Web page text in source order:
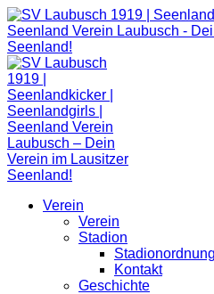
Zum
Inhalt
springen
Verein
Verein
Stadion
Stadionordnung
Kontakt
Geschichte